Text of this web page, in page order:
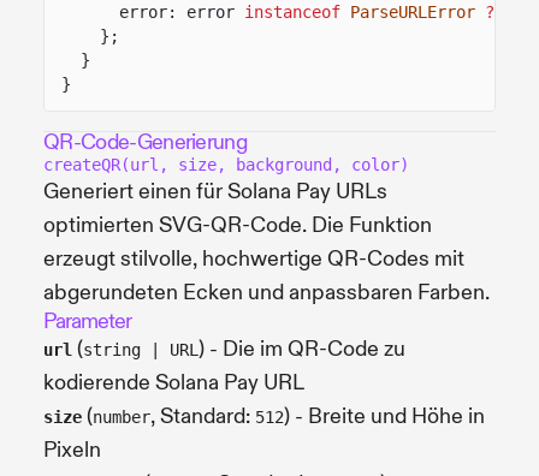
error: error instanceof ParseURLError ?
};
}
}
QR-Code-Generierung
createQR(url, size, background, color)
Generiert einen für Solana Pay URLs
optimierten SVG-QR-Code. Die Funktion
erzeugt stilvolle, hochwertige QR-Codes mit
abgerundeten Ecken und anpassbaren Farben.
Parameter
url (string | URL ) - Die im QR-Code zu
kodierende Solana Pay URL
size (number, Standard: 512) - Breite und Höhe in
Pixeln